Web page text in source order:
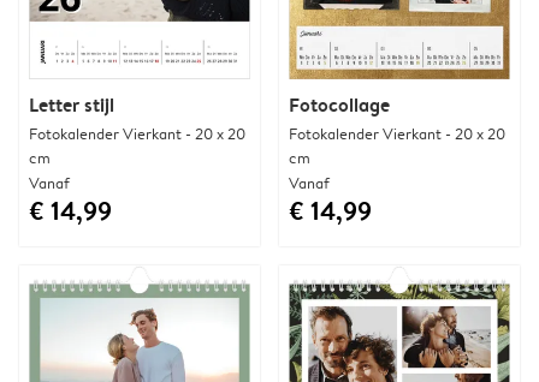
Letter stijl
Fotokalender Vierkant - 20 x 20
cm
Vanaf
€ 14,99
Fotocollage
Fotokalender Vierkant - 20 x 20
cm
Vanaf
€ 14,99